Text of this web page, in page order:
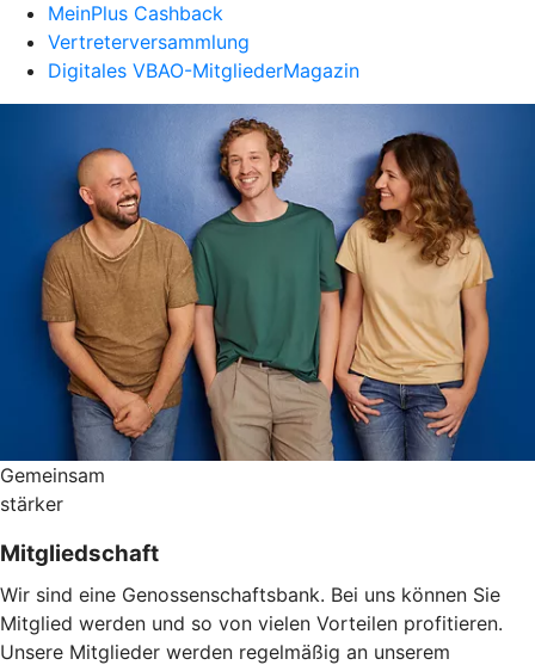
MeinPlus Cashback
Vertreterversammlung
Digitales VBAO-MitgliederMagazin
Gemeinsam
stärker
Mitgliedschaft
Wir sind eine Genossenschaftsbank. Bei uns können Sie
Mitglied werden und so von vielen Vorteilen profitieren.
Unsere Mitglieder werden regelmäßig an unserem